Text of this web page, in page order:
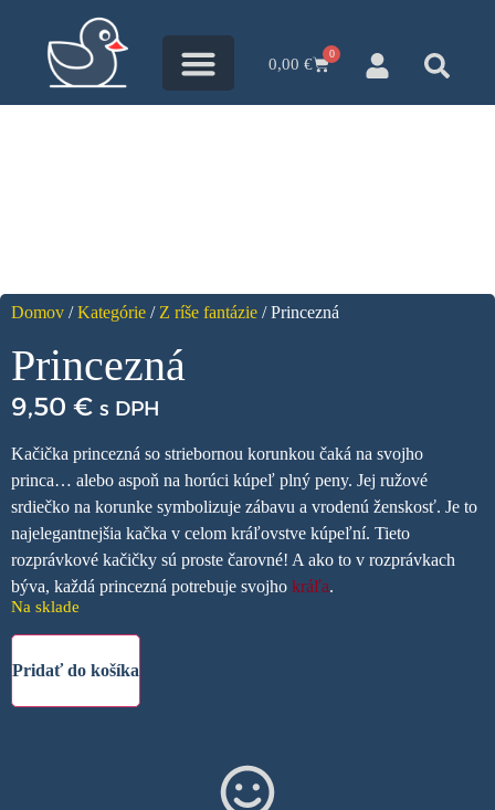
0,00€
0
Domov /Kategórie / Z ríše fantázie / Princezná
Princezná
9,50 € s DPH
Kačička princezná so striebornou korunkou čaká na svojho
princa… alebo aspoň na horúci kúpeľ plný peny. Jej ružové
srdiečko na korunke symbolizuje zábavu a vrodenú ženskosť. Je to
najelegantnejšia kačka v celom kráľovstve kúpeľní. Tieto
rozprávkové kačičky sú proste čarovné! A ako to v rozprávkach
býva, každá princezná potrebuje svojho kráľa.
Na sklade
Pridať do košíka